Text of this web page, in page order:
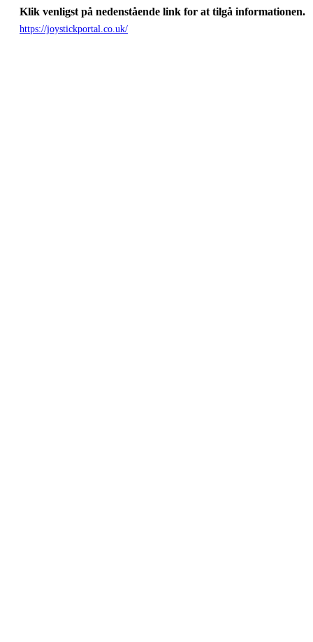
Klik venligst på nedenstående link for at tilgå informationen.
https://joystickportal.co.uk/